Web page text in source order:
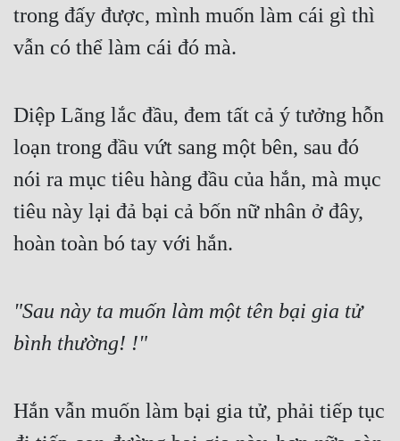
trong đấy được, mình muốn làm cái gì thì
vẫn có thể làm cái đó mà.
Diệp Lãng lắc đầu, đem tất cả ý tưởng hỗn
loạn trong đầu vứt sang một bên, sau đó
nói ra mục tiêu hàng đầu của hắn, mà mục
tiêu này lại đả bại cả bốn nữ nhân ở đây,
hoàn toàn bó tay với hắn.
"Sau này ta muốn làm một tên bại gia tử
bình thường! !"
Hắn vẫn muốn làm bại gia tử, phải tiếp tục